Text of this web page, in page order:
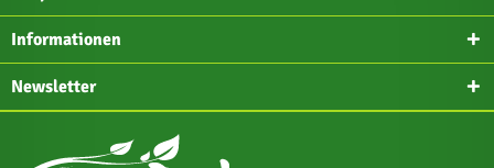
Informationen
Newsletter